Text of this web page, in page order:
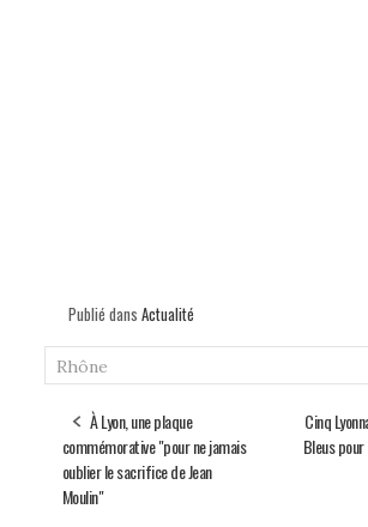
Publié dans Actualité
Rhône
À Lyon, une plaque
commémorative "pour ne jamais
oublier le sacrifice de Jean
Moulin"
Cinq
Bleus